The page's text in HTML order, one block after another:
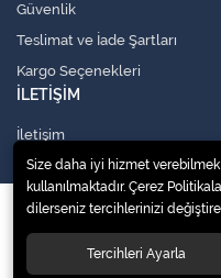
Güvenlik
Teslimat ve İade Şartları
Kargo Seçenekleri
İLETİŞİM
İletişim
© 2020Küresel Soğutma
Size daha iyi hizmet
kullanılmaktadır. Çerez
dilerseniz tercihlerinizi
Tercihleri Ayarla